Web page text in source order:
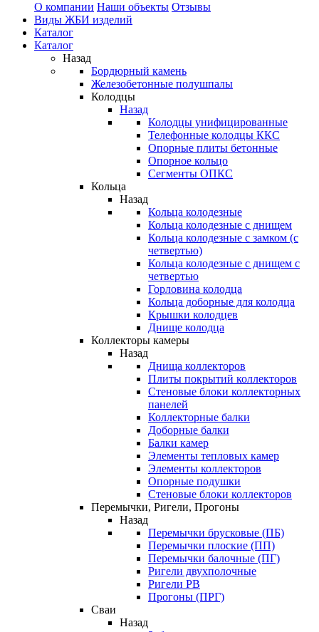
О компании Наши объекты Отзывы
Виды ЖБИ изделий
Каталог
Каталог
Назад
Бордюрный камень
Железобетонные полушпалы
Колодцы
Назад
Колодцы унифицированные
Телефонные колодцы ККС
Опорные плиты бетонные
Опорное кольцо
Сегменты ОПКС
Кольца
Назад
Кольца колодезные
Кольца колодезные с днищем
Кольца колодезные с замком (с
четвертью)
Кольца колодезные с днищем с
четвертью
Горловина колодца
Кольца доборные для колодца
Крышки колодцев
Днище колодца
Коллекторы камеры
Назад
Днища коллекторов
Плиты покрытий коллекторов
Стеновые блоки коллекторных
панелей
Коллекторные балки
Доборные балки
Балки камер
Элементы тепловых камер
Элементы коллекторов
Опорные подушки
Стеновые блоки коллекторов
Перемычки, Ригели, Прогоны
Назад
Перемычки брусковые (ПБ)
Перемычки плоские (ПП)
Перемычки балочные (ПГ)
Ригели двухполочные
Ригели РВ
Прогоны (ПРГ)
Сваи
Назад